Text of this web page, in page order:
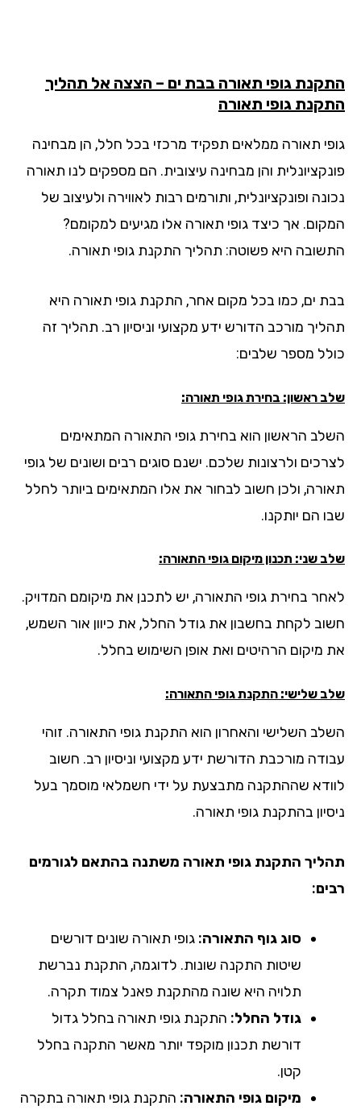
גופי תאורה בבת ים – הצצה אל תהליך
גופי תאורה
תאורה ממלאים תפקיד מרכזי בכל חלל, הן מבחינה
והן מבחינה עיצובית. הם מספקים לנו תאורה
ופונקציונלית, ותורמים רבות לאווירה ולעיצוב של
אך כיצד גופי תאורה אלו מגיעים למקומם?
היא פשוטה: תהליך התקנת גופי תאורה.
ים, כמו בכל מקום אחר, התקנת גופי תאורה היא
מורכב הדורש ידע מקצועי וניסיון רב. תהליך זה
מספר שלבים:
ראשון: בחירת גופי תאורה:
הראשון הוא בחירת גופי התאורה המתאימים
ולרצונות שלכם. ישנם סוגים רבים ושונים של גופי
ולכן חשוב לבחור את אלו המתאימים ביותר לחלל
הם יותקנו.
שני: תכנון מיקום גופי התאורה:
בחירת גופי התאורה, יש לתכנן את מיקומם המדויק.
לקחת בחשבון את גודל החלל, את כיוון אור השמש,
מיקום הרהיטים ואת אופן השימוש בחלל.
שלישי: התקנת גופי התאורה:
השלישי והאחרון הוא התקנת גופי התאורה. זוהי
מורכבת הדורשת ידע מקצועי וניסיון רב. חשוב
שההתקנה מתבצעת על ידי חשמלאי מוסמך בעל
בהתקנת גופי תאורה.
התקנת גופי תאורה משתנה בהתאם לגורמים
סוג גוף התאורה:גופי תאורה שונים דורשים
שיטות התקנה שונות. לדוגמה, התקנת נברשת
תלויה היא שונה מהתקנת פאנל צמוד תקרה.
גודל החלל:התקנת גופי תאורה בחלל גדול
דורשת תכנון מוקפד יותר מאשר התקנה בחלל
מיקום גופי התאורה:התקנת גופי תאורה בתקרה